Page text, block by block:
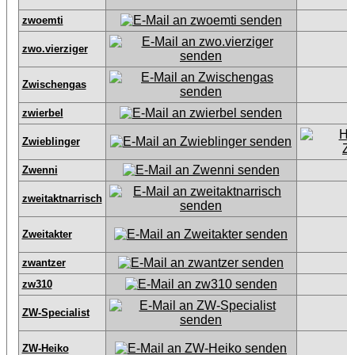
zwoemti
zwo.vierziger
Zwischengas
zwierbel
Zwieblinger
Zwenni
zweitaktnarrisch
Zweitakter
zwantzer
zw310
ZW-Specialist
ZW-Heiko